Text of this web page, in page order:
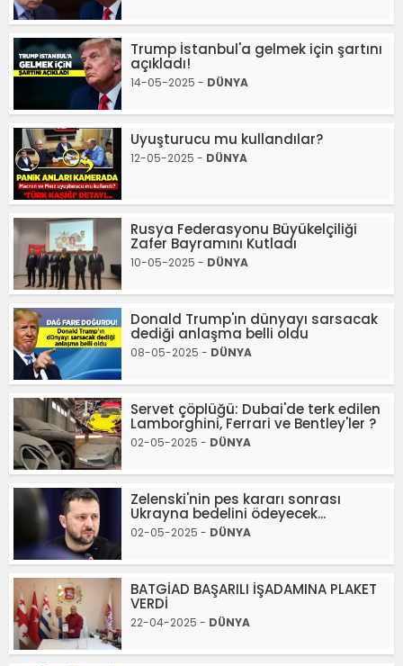
Trump İstanbul'a gelmek için şartını
açıkladı!
14-05-2025 - DÜNYA
Uyuşturucu mu kullandılar?
12-05-2025 - DÜNYA
Rusya Federasyonu Büyükelçiliği
Zafer Bayramını Kutladı
10-05-2025 - DÜNYA
Donald Trump'ın dünyayı sarsacak
dediği anlaşma belli oldu
08-05-2025 - DÜNYA
Servet çöplüğü: Dubai'de terk edilen
Lamborghini, Ferrari ve Bentley'ler ?
02-05-2025 - DÜNYA
Zelenski'nin pes kararı sonrası
Ukrayna bedelini ödeyecek...
02-05-2025 - DÜNYA
BATGİAD BAŞARILI İŞADAMINA PLAKET
VERDİ
22-04-2025 - DÜNYA